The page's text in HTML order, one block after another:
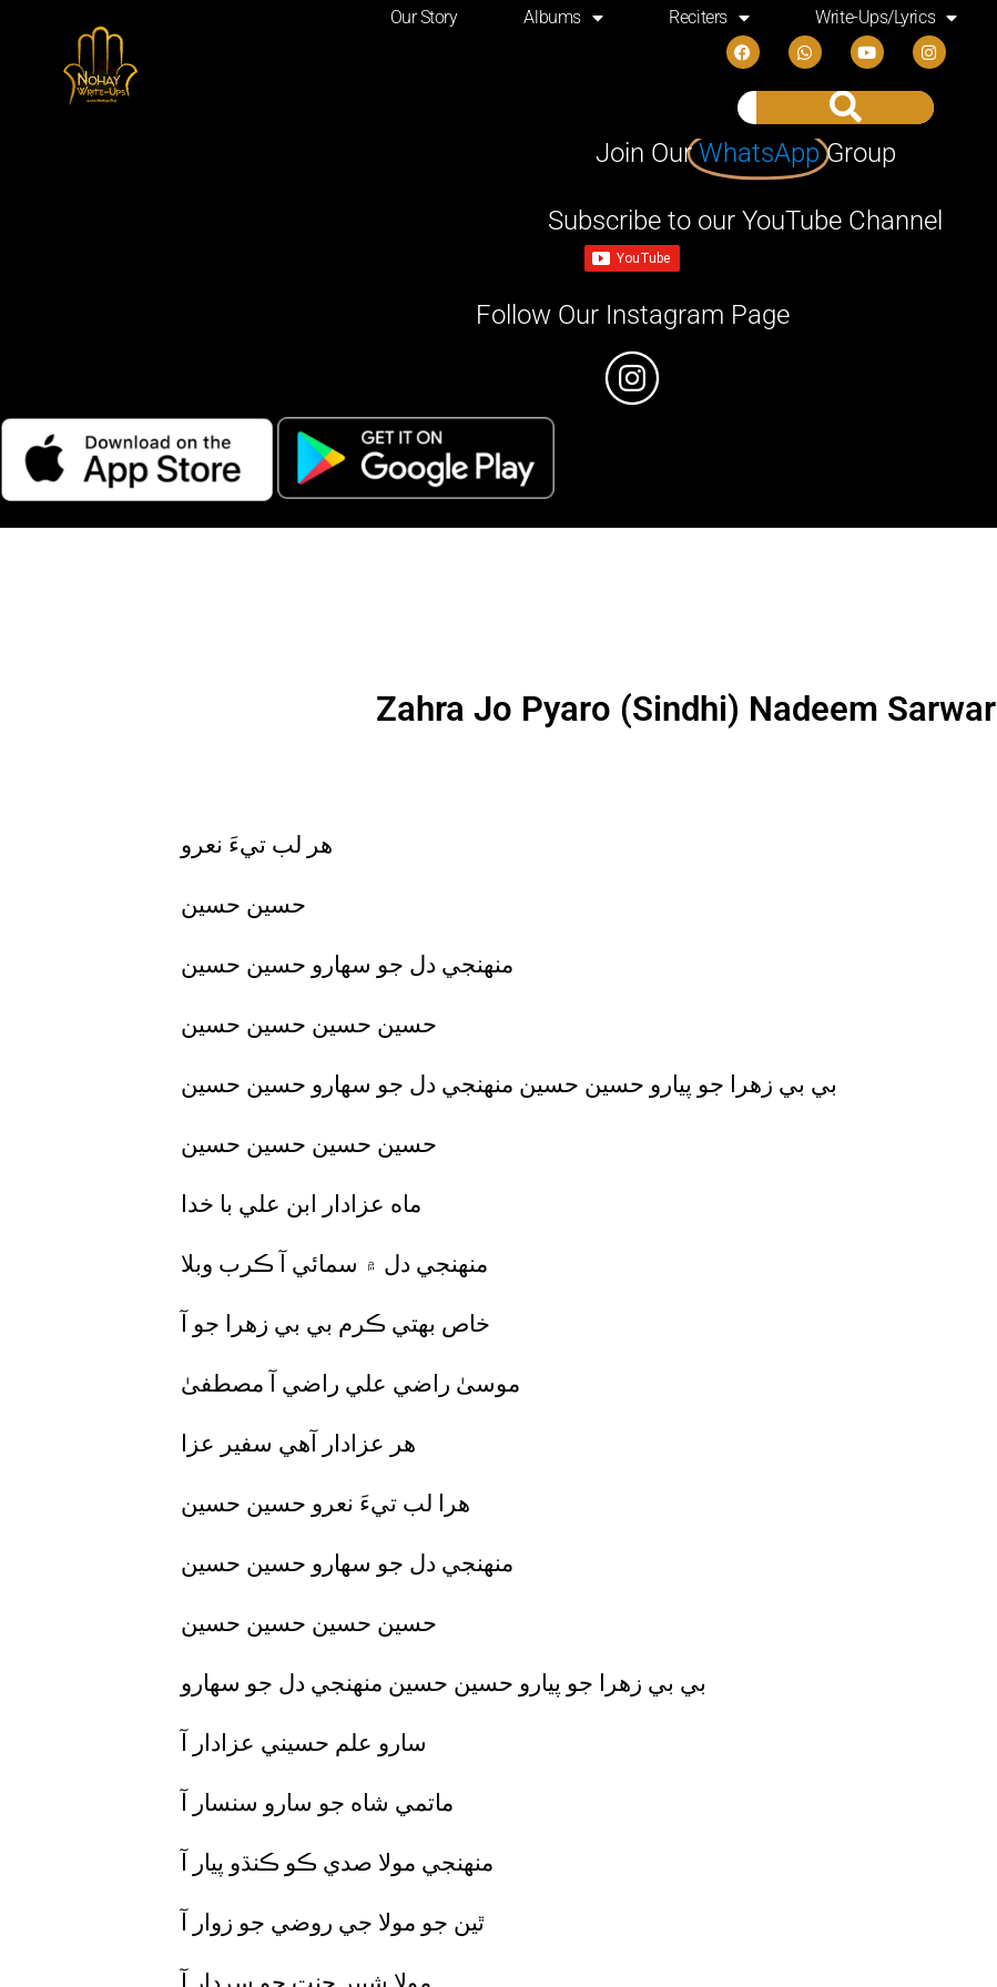
Our Story Albums Reciters Write-Ups/Lyrics
Join OurWhatsApp Group
Subscribe to our YouTube Channel
Follow Our Instagram Page
Zahra Jo Pyaro (Sindhi) Nadeem Sarwar
هر لب تيءَ نعرو
حسين حسين
منهنجي دل جو سهارو حسين حسين
حسين حسين حسين حسين
بي بي زهرا جو پيارو حسين حسين منهنجي دل جو سهارو حسين حسين
حسين حسين حسين حسين
ماه عزادار ابن علي با خدا
منهنجي دل ۾ سمائي آ ڪرب وبلا
خاص بهتي ڪرم بي بي زهرا جو آ
موسیٰ راضي علي راضي آ مصطفیٰ
هر عزادار آهي سفير عزا
هرا لب تيءَ نعرو حسين حسين
منهنجي دل جو سهارو حسين حسين
حسين حسين حسين حسين
بي بي زهرا جو پيارو حسين حسين منهنجي دل جو سهارو
سارو علم حسيني عزادار آ
ماتمي شاه جو سارو سنسار آ
منهنجي مولا صدي ڪو ڪنڌو پيار آ
ٿين جو مولا جي روضي جو زوار آ